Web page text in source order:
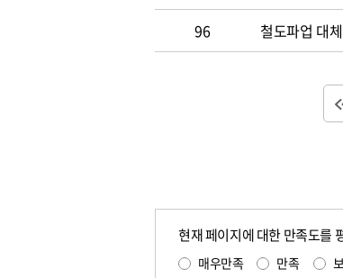
96
철도파업 대
현재 페이지에 대한 만족도를
매우만족 만족